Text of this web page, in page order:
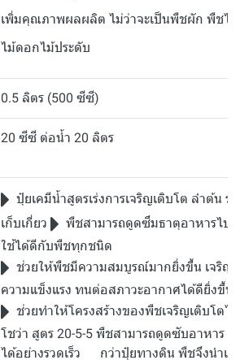
เพิ่มคุณภาพผลผลิต ไม่ว่าจะเป็นพืชผัก พืชไ
ไม้ดอกไม้ประดับ
0.5 ลิตร (500 ซีซี)
20 ซีซี ต่อน้ำ 20 ลิตร
ปุ๋ยเคมีน้ำสูตรเร่งการเจริญเติบโต ลำต้น
เก็บเกี่ยว
พืชสามารถดูดซึมธาตุอาหารไปใ
ใช้ได้ดีกับพืชทุกชนิด
ช่วยให้พืชมีความสมบูรณ์มากยิ่งขึ้น เจริญ
ความแข็งแรง ทนต่อสภาวะอากาศได้ดียิ่งขึ้น
ช่วยทำให้โครงสร้างของพืชเจริญเติบโต
โชว่า สูตร 20-5-5 พืชสามารถดูดซับอาหาร แ
ได้อย่างรวดเร็ว กว่าปุ๋ยทางดิน พืชจึงนำแร่